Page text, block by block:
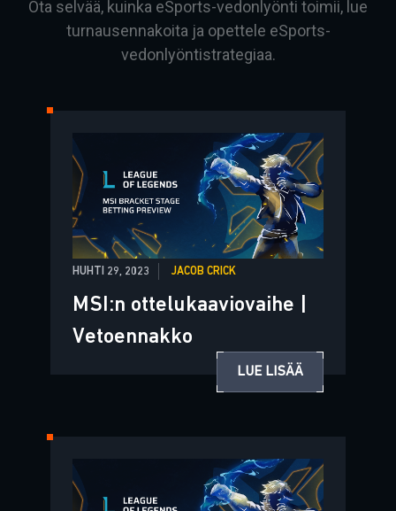
Ota selvää, kuinka eSports-vedonlyönti toimii, lue
turnausennakoita ja opettele eSports-
vedonlyöntistrategiaa.
HUHTI 29, 2023 JACOB CRICK
MSI:n ottelukaaviovaihe |
Vetoennakko
LUE LISÄÄ